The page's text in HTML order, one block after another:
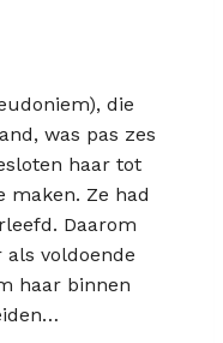
die
was pas zes
haar tot
maken. Ze had
Daarom
als voldoende
haar binnen